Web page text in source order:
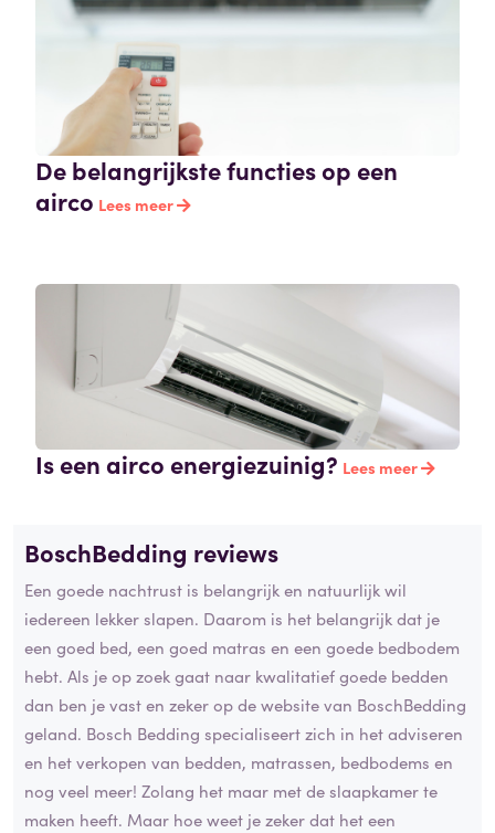
De belangrijkste functies op een
airco Lees meer
Is een airco energiezuinig? Lees meer
BoschBedding reviews
Een goede nachtrust is belangrijk en natuurlijk wil
iedereen lekker slapen. Daarom is het belangrijk dat je
een goed bed, een goed matras en een goede bedbodem
hebt. Als je op zoek gaat naar kwalitatief goede bedden
dan ben je vast en zeker op de website van BoschBedding
geland. Bosch Bedding specialiseert zich in het adviseren
en het verkopen van bedden, matrassen, bedbodems en
nog veel meer! Zolang het maar met de slaapkamer te
maken heeft. Maar hoe weet je zeker dat het een